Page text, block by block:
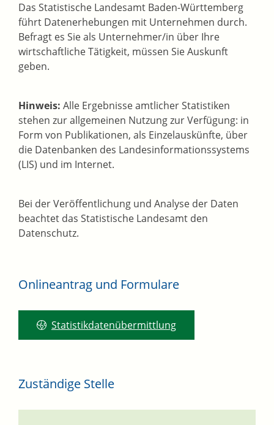
Das Statistische Landesamt Baden-Württemberg
führt Datenerhebungen mit Unternehmen durch.
Befragt es Sie als Unternehmer/in über Ihre
wirtschaftliche Tätigkeit, müssen Sie Auskunft
geben.
Hinweis: Alle Ergebnisse amtlicher Statistiken
stehen zur allgemeinen Nutzung zur Verfügung: in
Form von Publikationen, als Einzelauskünfte, über
die Datenbanken des Landesinformationssystems
(LIS) und im Internet.
Bei der Veröffentlichung und Analyse der Daten
beachtet das Statistische Landesamt den
Datenschutz.
Onlineantrag und Formulare
Statistikdatenübermittlung
Zuständige Stelle